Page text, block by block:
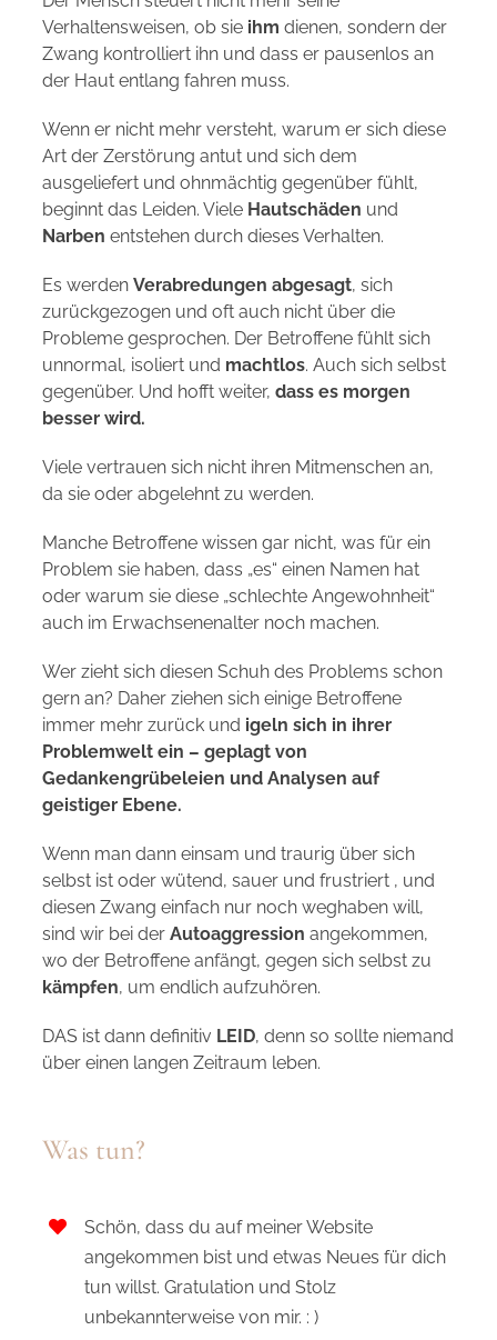
Verhaltensweisen, ob sie ihmdienen, sondern der
Zwang kontrolliert ihn und dass er pausenlos an
der Haut entlang fahren muss.
Wenn er nicht mehr versteht, warum er sich diese
Art der Zerstörung antut und sich dem
ausgeliefert und ohnmächtig gegenüber fühlt,
beginnt das Leiden. Viele Hautschäden und
Narbenentstehen durch dieses Verhalten.
Es werdenVerabredungen abgesagt, sich
zurückgezogen und oft auch nicht über die
Probleme gesprochen. Der Betroffene fühlt sich
unnormal, isoliert und machtlos. Auch sich selbst
gegenüber. Und hofft weiter,dass es morgen
besser wird.
Viele vertrauen sich nicht ihren Mitmenschen an,
da sie oder abgelehnt zu werden.
Manche Betroffene wissen gar nicht, was für ein
Problem sie haben, dass „es“ einen Namen hat
oder warum sie diese „schlechte Angewohnheit“
auch im Erwachsenenalter noch machen.
Wer zieht sich diesen Schuh des Problems schon
gern an? Daher ziehen sich einige Betroffene
immer mehr zurück und igeln sich in ihrer
Problemwelt ein – geplagt von
Gedankengrübeleien und Analysen auf
geistiger Ebene.
Wenn man dann einsam und traurig über sich
selbst ist oder wütend, sauer und frustriert , und
diesen Zwang einfach nur noch weghaben will,
sind wir bei derAutoaggressionangekommen,
wo der Betroffene anfängt, gegen sich selbst zu
kämpfen, um endlich aufzuhören.
DAS ist dann definitiv LEID, denn so sollte niemand
über einen langen Zeitraum leben.
Was tun?
Schön, dass du auf meiner Website
angekommen bist und etwas Neues für dich
tun willst. Gratulation und Stolz
unbekannterweise von mir. : )